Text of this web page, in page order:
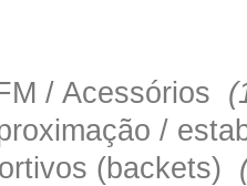
/ Acessórios
/
(backets)